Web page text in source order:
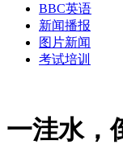
BBC英语
新闻播报
图片新闻
考试培训
一洼水，